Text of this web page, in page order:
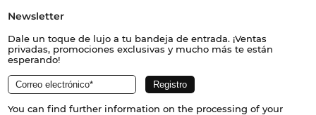
Newsletter
Dale un toque de lujo a tu bandeja de entrada. ¡Ventas
privadas, promociones exclusivas y mucho más te están
esperando!
You can find further information on the processing of your